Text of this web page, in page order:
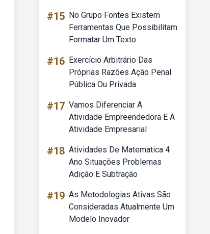
#15 No Grupo Fontes Existem
Ferramentas Que Possibilitam
Formatar Um Texto
#16 Exercício Arbitrário Das
Próprias Razões Ação Penal
Pública Ou Privada
#17 Vamos Diferenciar A
Atividade Empreendedora E A
Atividade Empresarial
#18 Atividades De Matematica 4
Ano Situações Problemas
Adição E Subtração
#19 As Metodologias Ativas São
Consideradas Atualmente Um
Modelo Inovador